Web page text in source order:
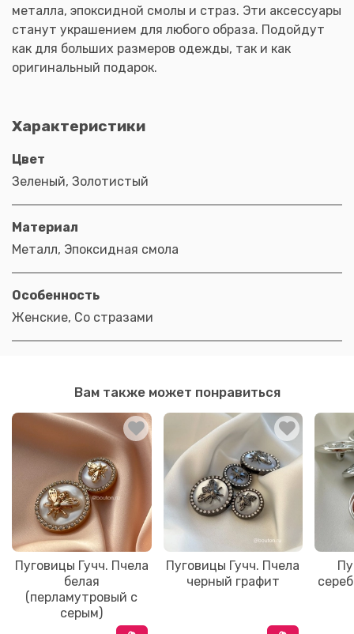
металла, эпоксидной смолы и страз. Эти аксессуары
станут украшением для любого образа. Подойдут
как для больших размеров одежды, так и как
оригинальный подарок.
Характеристики
Цвет
Зеленый, Золотистый
Материал
Металл, Эпоксидная смола
Особенность
Женские, Со стразами
Вам также может понравиться
Пуговицы Гучч. Пчела
белая
(перламутровый с
серым)
Пуговицы Гучч. Пчела
черный графит